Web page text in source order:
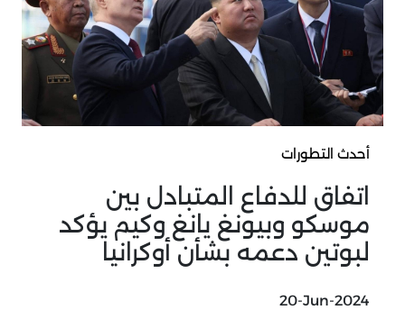
أحدث التطورات
اتفاق للدفاع المتبادل بين
موسكو وبيونغ يانغ وكيم يؤكد
لبوتين دعمه بشأن أوكرانيا
20-Jun-2024